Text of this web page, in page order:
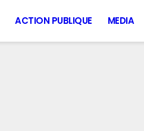
ACTION PUBLIQUE MEDIA